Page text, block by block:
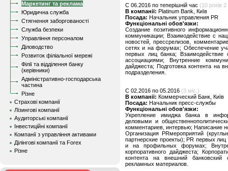
Маркетинг та реклама
Юридична служба
Стягнення заборгованості
Служба безпеки
Управління персоналом
Діловодство
Розвиток філіальної мережі
Філії та відділення банку
(керівники)
Адміністративно-господарська
частина
Різне
Страхові компанії
Лізингові компанії
Аудиторські компанії
Інвестиційні компанії
Компанії з управління активами
Ділінгові компанії та Forex
Різне
C 06.2016 по теперішній час (10 років 2
В компанії: Platinum Bank, Київ
Посада: Начальник управления PR
Функціональні обов'язки:
Создание позитивного
коммуникации; Взаимодействие с
новостей, прессрелизов,
сетях и на форумах; Обеспечение
первых лиц банка; Взаимодействие
ассоциациями; Внутренние
дайджеста; Подготовка контента на
подразделения.
C 02.2016 по 05.2016 (3 міс.)
В компанії: Коммерческий Банк, Київ
Посада: Начальник пресс-службы
Функціональні обов'язки:
Укрепление имиджа банка в
деловыми и
комментариев, интервью; Написание
Организация PRмероприятий
партнерские проекты); PR первых
и на профильных форумах;
корпоративного дайджеста;
контента на внешний банковский
рекламных материалов.